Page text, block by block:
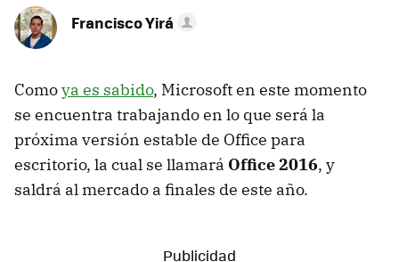
Francisco Yirá
Comoya es sabido, Microsoft en este momento
se encuentra trabajando en lo que será la
próxima versión estable de Office para
escritorio, la cual se llamará Office 2016, y
saldrá al mercado a finales de este año.